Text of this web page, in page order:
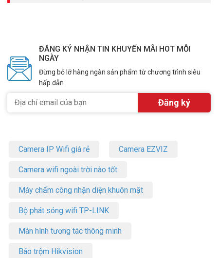
ĐĂNG KÝ NHẬN TIN KHUYẾN MÃI HOT MỖI
NGÀY
Đừng bỏ lỡ hàng ngàn sản phẩm từ chương trình siêu
hấp dẫn
Camera IP Wifi giá rẻ Camera EZVIZ
Camera wifi ngoài trời nào tốt
Máy chấm công nhận diện khuôn mặt
Bộ phát sóng wifi TP-LINK
Màn hình tương tác thông minh
Báo trộm Hikvision